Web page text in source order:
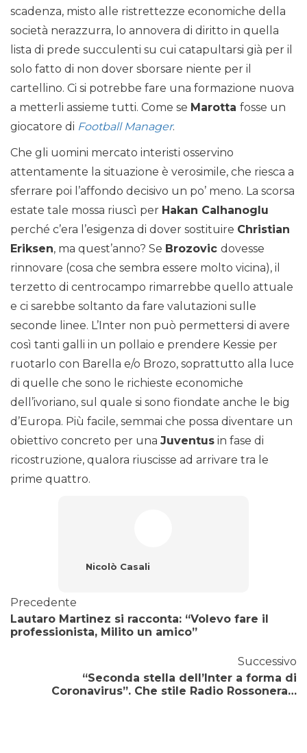
scadenza, misto alle ristrettezze economiche della
società nerazzurra, lo annovera di diritto in quella
lista di prede succulenti su cui catapultarsi già per il
solo fatto di non dover sborsare niente per il
cartellino. Ci si potrebbe fare una formazione nuova
a metterli assieme tutti. Come se Marotta fosse un
giocatore di Football Manager.
Che gli uomini mercato interisti osservino
attentamente la situazione è verosimile, che riesca a
sferrare poi l’affondo decisivo un po’ meno. La scorsa
estate tale mossa riuscì per Hakan Calhanoglu
perché c’era l’esigenza di dover sostituire Christian
Eriksen, ma quest’anno? Se Brozovic dovesse
rinnovare (cosa che sembra essere molto vicina), il
terzetto di centrocampo rimarrebbe quello attuale
e ci sarebbe soltanto da fare valutazioni sulle
seconde linee. L’Inter non può permettersi di avere
così tanti galli in un pollaio e prendere Kessie per
ruotarlo con Barella e/o Brozo, soprattutto alla luce
di quelle che sono le richieste economiche
dell’ivoriano, sul quale si sono fiondate anche le big
d’Europa. Più facile, semmai che possa diventare un
obiettivo concreto per una Juventus in fase di
ricostruzione, qualora riuscisse ad arrivare tra le
prime quattro.
Nicolò Casali
Precedente
Lautaro Martinez si racconta: “Volevo fare il
professionista, Milito un amico”
Successivo
“Seconda stella dell’Inter a forma di
Coronavirus”. Che stile Radio Rossonera…